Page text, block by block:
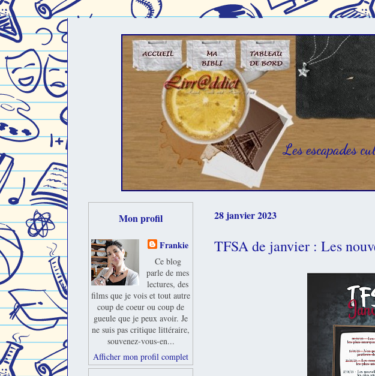
Les escapades
28 janvier 2023
TFSA de janvier : Les
Mon profil
Frankie
Ce blog
parle de mes
lectures, des
films que je vois et tout autre
coup de coeur ou coup de
gueule que je peux avoir. Je
ne suis pas critique littéraire,
souvenez-vous-en...
Afficher mon profil complet